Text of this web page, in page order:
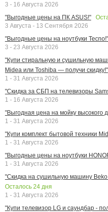
3 - 16 Августа 2026
"Выгодные цены на ПК ASUS!"
3 Августа - 13 Сентября 2026
"Выгодные цены на ноутбуки Tecno!"
3 - 23 Августа 2026
"Купи стиральную и сушильную
Midea или Toshiba — получи скидку!"
1 - 31 Августа 2026
"Скидка за СБП на телевизоры
1 - 16 Августа 2026
"Выгодная цена на мойку высокого
1 - 31 Августа 2026
"Купи комплект бытовой техники
1 - 31 Августа 2026
"Выгодные цены на ноутбуки
1 - 31 Августа 2026
"Скидка на сушильную машину
Осталось 24 дня
1 - 31 Августа 2026
"Купи телевизор LG и саундбар -